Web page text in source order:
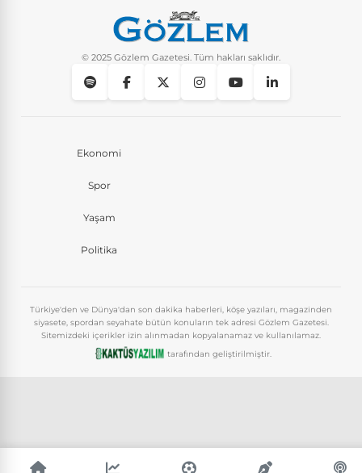
Instagram’da keşfet nasıl temizlenir?
© 2025 Gözlem Gazetesi. Tüm hakları saklıdır.
Ekonomi
Spor
Yaşam
Politika
Türkiye'den ve Dünya'dan son dakika haberleri, köşe yazıları, magazinden
siyasete, spordan seyahate bütün konuların tek adresi Gözlem Gazetesi.
Sitemizdeki içerikler izin alınmadan kopyalanamaz ve kullanılamaz.
tarafından geliştirilmiştir.